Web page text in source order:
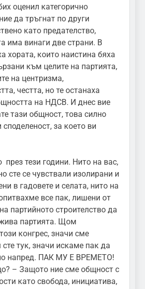
оценил категорично
да тръгнат по други
като предателство,
има винаги две страни. В
хората, които наистина бяха
към целите на партията,
на центризма,
честта, но те останаха
на НДСВ. И днес вие
тази общност, това силно
споделеност, за което ви
през тези години. Нито на вас,
сте се чувствали изолирани и
в гадовете и селата, нито на
все пак, лишени от
партийното строителство да
партията. Щом
конгрес, значи сме
тук, значи искаме пак да
напред. ПАК МУ Е ВРЕМЕТО!
– Защото ние сме общност с
като свобода, инициатива,